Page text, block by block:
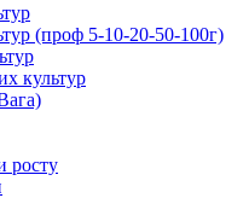
(проф 5-10-20-50-100г)
культур
росту